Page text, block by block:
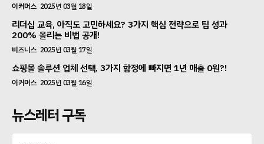
이커머스 2025년 03월 18일
리더십 교육, 아직도 고민하세요? 3가지 핵심 전략으로 팀 성과
200% 올리는 비법 공개!
비즈니스 2025년 03월 17일
쇼핑몰 솔루션 업체 선택, 3가지 함정에 빠지면 1년 매출 0원?!
이커머스 2025년 03월 16일
뉴스레터 구독